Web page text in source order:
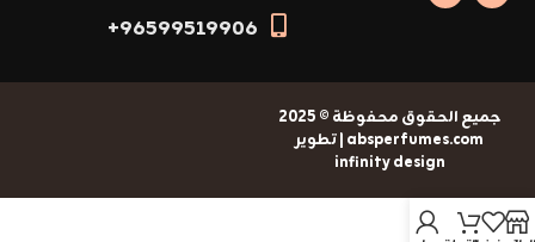
96599519906+
جميع الحقوق محفوظة © 2025
absperfumes.com | تطوير
infinity design